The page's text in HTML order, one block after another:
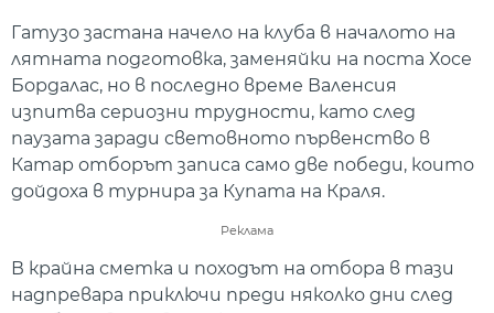
Гатузо застана начело на клуба в началото на
лятната подготовка, заменяйки на поста Хосе
Бордалас, но в последно време Валенсия
изпитва сериозни трудности, като след
паузата заради световното първенство в
Катар отборът записа само две победи, които
дойдоха в турнира за Купата на Краля.
Реклама
В крайна сметка и походът на отбора в тази
надпревара приключи преди няколко дни след